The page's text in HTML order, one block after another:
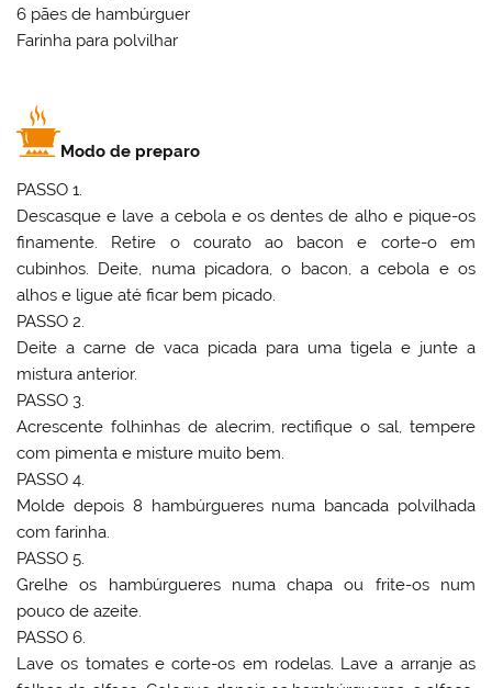
6 pães de hambúrguer
Farinha para polvilhar
Modo de preparo
PASSO 1.
Descasque e lave a cebola e os dentes de alho e pique-os
finamente. Retire o courato ao bacon e corte-o em
cubinhos. Deite, numa picadora, o bacon, a cebola e os
alhos e ligue até ficar bem picado.
PASSO 2.
Deite a carne de vaca picada para uma tigela e junte a
mistura anterior.
PASSO 3.
Acrescente folhinhas de alecrim, rectifique o sal, tempere
com pimenta e misture muito bem.
PASSO 4.
Molde depois 8 hambúrgueres numa bancada polvilhada
com farinha.
PASSO 5.
Grelhe os hambúrgueres numa chapa ou frite-os num
pouco de azeite.
PASSO 6.
Lave os tomates e corte-os em rodelas. Lave a arranje as